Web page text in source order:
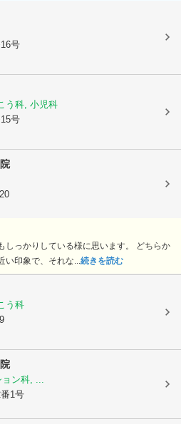
号
う科, 小児科
号
しっかりしている様に思います。 どちらか
印象で、それな... 続きを読む
う科
ン科, ...
1号